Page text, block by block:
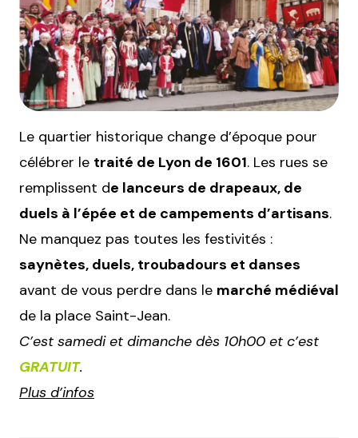
Le quartier historique change d’époque pour
célébrer le traité de Lyon de 1601. Les rues se
remplissent de lanceurs de drapeaux, de
duels à l’épée et de campements d’artisans.
Ne manquez pas toutes les festivités :
saynètes, duels, troubadours et danses
avant de vous perdre dans le marché médiéval
de la place Saint-Jean.
C’est samedi et dimanche dès 10h00 et c’est
GRATUIT.
Plus d’infos